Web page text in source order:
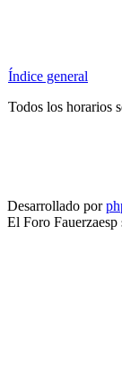
Índice general
Todos los horarios
Desarrollado por
El Foro Fauerzaesp